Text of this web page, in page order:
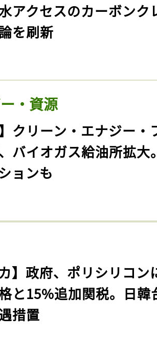
アクセスのカーボンク
を刷新
・資源
】クリーン・エナジー・
バイオガス給油所拡大
ョンも
カ】政府、ポリシリコン
と15%追加関税。日韓
措置